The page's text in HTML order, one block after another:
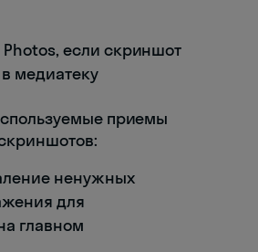
если скриншот
медиатеку
приемы
ненужных
для
главном